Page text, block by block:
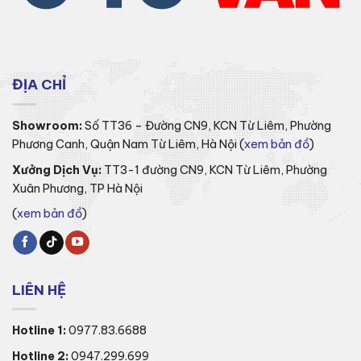
ĐỊA CHỈ
Showroom:Số TT36 – Đường CN9, KCN Từ Liêm, Phường
Phương Canh, Quận Nam Từ Liêm, Hà Nội (xem bản đồ)
Xưởng Dịch Vụ: TT3-1 đường CN9, KCN Từ Liêm, Phường
Xuân Phương, TP Hà Nội
(xem bản đồ)
LIÊN HỆ
Hotline 1:0977.83.6688
Hotline 2:0947.299.699